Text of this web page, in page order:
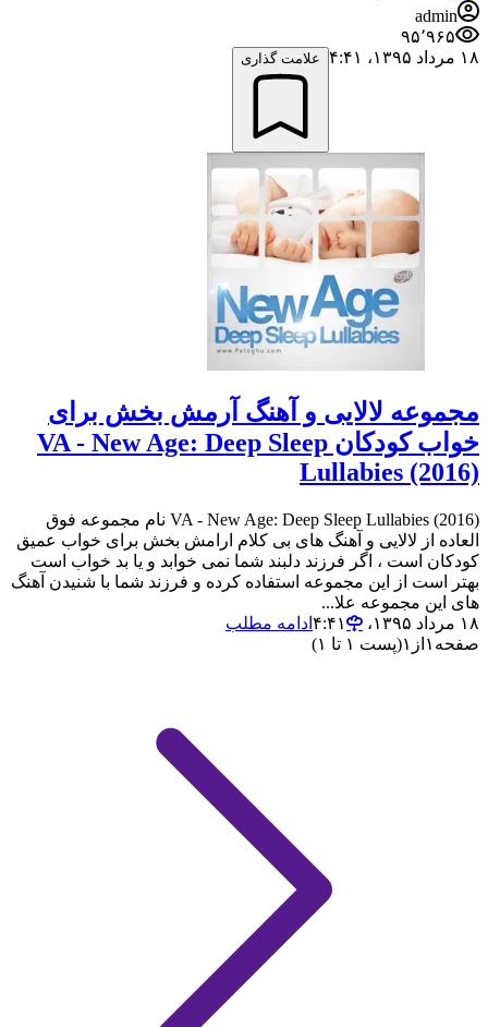
admin
۹۵٬۹۶۵
۱۸ مرداد ۱۳۹۵،‏ ۴:۴۱
علامت گذاری
مجموعه لالایی و آهنگ آرمش بخش برای
خواب کودکان VA - New Age: Deep Sleep
Lullabies (2016)
VA - New Age: Deep Sleep Lullabies (2016) نام مجموعه فوق
العاده از لالایی و آهنگ های بی کلام ارامش بخش برای خواب عمیق
کودکان است ، اگر فرزند دلبند شما نمی خوابد و یا بد خواب است
بهتر است از این مجموعه استفاده کرده و فرزند شما با شنیدن آهنگ
های این مجموعه علا...
۱۸ مرداد ۱۳۹۵،‏ ۴:۴۱
ادامه مطلب
صفحه ۱ از ۱(پست ۱ تا ۱)